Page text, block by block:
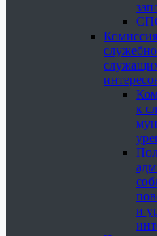
к
и